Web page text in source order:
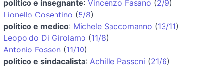
politico e insegnante: Vincenzo Fasano (2/9)
Lionello Cosentino (5/8)
politico e medico: Michele Saccomanno (13/11)
Leopoldo Di Girolamo (11/8)
Antonio Fosson (11/10)
politico e sindacalista: Achille Passoni (21/6)